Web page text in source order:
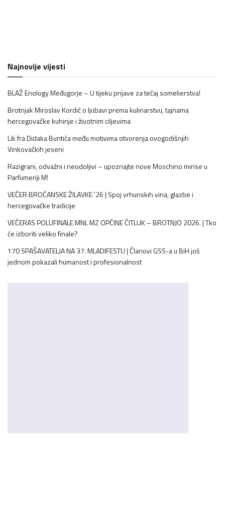
Najnovije vijesti
BLAŽ Enology Međugorje – U tijeku prijave za tečaj somelierstva!
Brotnjak Miroslav Kordić o ljubavi prema kulinarstvu, tajnama
hercegovačke kuhinje i životnim ciljevima
Lik fra Didaka Buntića među motivima otvorenja ovogodišnjih
Vinkovačkih jeseni
Razigrani, odvažni i neodoljivi – upoznajte nove Moschino mirise u
Parfumeriji M!
VEČER BROĆANSKE ŽILAVKE ’26 | Spoj vrhunskih vina, glazbe i
hercegovačke tradicije
VEČERAS POLUFINALE MNL MZ OPĆINE ČITLUK – BROTNJO 2026. | Tko
će izboriti veliko finale?
170 SPAŠAVATELJA NA 37. MLADIFESTU | Članovi GSS-a u BiH još
jednom pokazali humanost i profesionalnost